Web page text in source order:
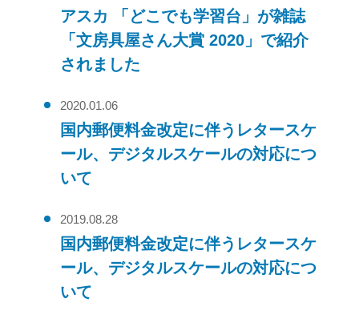
アスカ 「どこでも学習台」が雑誌
「文房具屋さん大賞 2020」で紹介
されました
2020.01.06
国内郵便料金改定に伴うレタースケ
ール、デジタルスケールの対応につ
いて
2019.08.28
国内郵便料金改定に伴うレタースケ
ール、デジタルスケールの対応につ
いて